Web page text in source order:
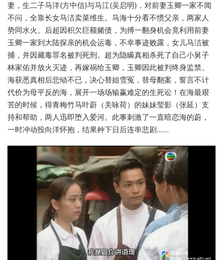
妻，生二子马洋(方中信)与马江(吴启明)，对前妻玉卿一家不闻
不问，全靠长女马洁卖菜维生。马海十分看不惯父亲，两家人
势同水火。后超因积欠巨额赌债，为搏一翻身机会竟利用前妻
玉卿一家到大陆探亲的机会运毒，不幸事迹败露，女儿马洁被
捕，并因藏毒罪名被判死刑。超为隐瞒真相杀死了自己小舅子
林家佑并放火灭迹，再嫁祸给玉卿，玉卿因此被判终身监禁。
海获悉真相后悲恸不已，决心替姐雪冤，替母翻案，誓言不计
代价为母平反的海，展开一场场输赢难定的生死讼！在海最艰
苦的时候，得青梅竹马叶蔚（关咏荷）的妹妹莹影（张延）支
持和帮助，两人迅即堕入爱河。此事刺激了一直暗恋海的蔚，
一时冲动投向洋怀抱，结果种下日后连串悲剧……